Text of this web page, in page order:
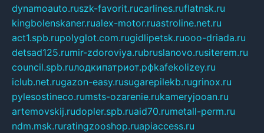
dynamoauto.ruszk-favorit.rucarlines.ruflatnsk.ru
kingbolenskaner.rualex-motor.ruastroline.net.ru
act1.spb.rupolyglot.com.rugidlipetsk.ruooo-driada.ru
detsad125.rumir-zdoroviya.rubruslanovo.rusiterem.ru
council.spb.ruлодкипатриот.рфkafekolizey.ru
iclub.net.rugazon-easy.rusugarepilekb.rugrinox.ru
pylesostineco.rumsts-ozarenie.rukameryjooan.ru
artemovskij.rudopler.spb.ruaid70.rumetall-perm.ru
ndm.msk.ruratingzooshop.ruapiaccess.ru